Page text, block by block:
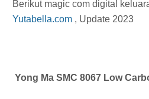
Berikut magic com digital
Yutabella.com , Update 2023
Yong Ma SMC 8067 Low